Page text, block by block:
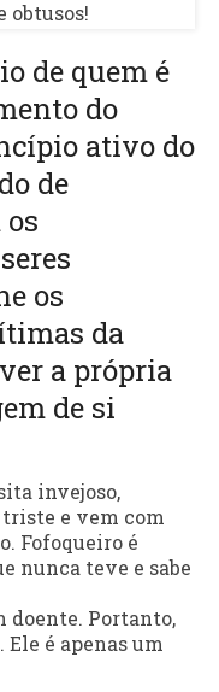
de quem é
do
ativo do
de
os
da
a própria
de si
invejoso,
e vem com
Fofoqueiro é
nunca teve e sabe
doente. Portanto,
é apenas um